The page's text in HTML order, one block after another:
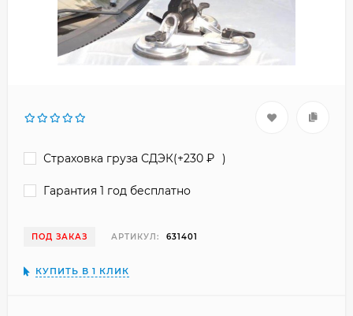
Страховка груза СДЭК(+230 )
Гарантия 1 год бесплатно
ПОД ЗАКАЗ АРТИКУЛ: 631401
КУПИТЬ В 1 КЛИК